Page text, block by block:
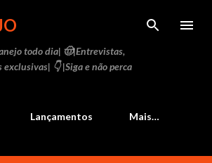
para o conteúdo principal
todo dia| 🤠|Entrevistas,
👇 |Siga e não perca
Lançamentos Mais…